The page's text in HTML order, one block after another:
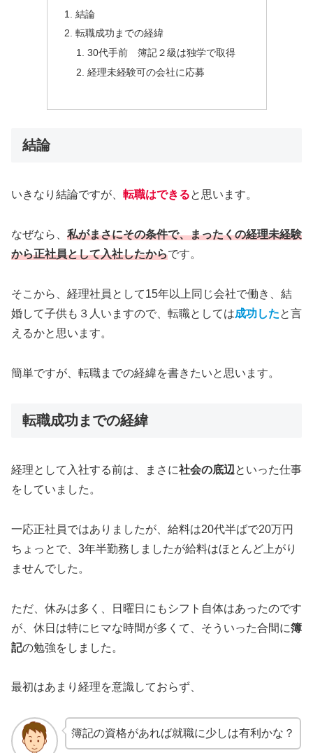
結論
転職成功までの経緯
30代手前 簿記２級は独学で取得
経理未経験可の会社に応募
結論
いきなり結論ですが、 転職はできると思います。
なぜなら、 私がまさにその条件で、まったくの経理未経験
から正社員として入社したからです。
そこから、経理社員として15年以上同じ会社で働き、結
婚して子供も３人いますので、転職としては成功したと言
えるかと思います。
簡単ですが、転職までの経緯を書きたいと思います。
転職成功までの経緯
経理として入社する前は、まさに社会の底辺といった仕事
をしていました。
一応正社員ではありましたが、給料は20代半ばで20万円
ちょっとで、3年半勤務しましたが給料はほとんど上がり
ませんでした。
ただ、休みは多く、日曜日にもシフト自体はあったのです
が、休日は特にヒマな時間が多くて、そういった合間に簿
記の勉強をしました。
最初はあまり経理を意識しておらず、
簿記の資格があれば就職に少しは有利かな？